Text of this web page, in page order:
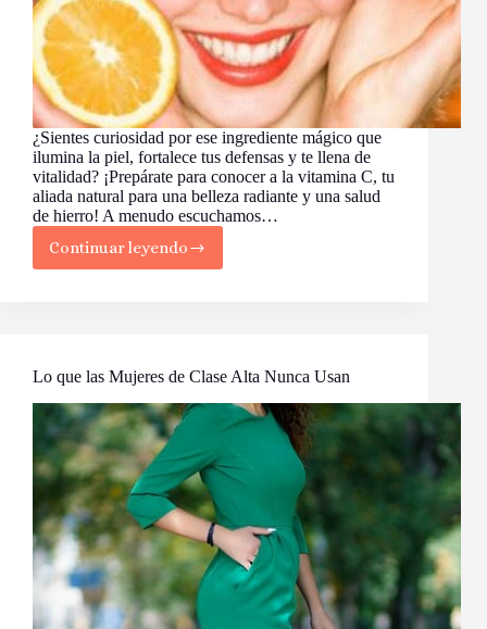
¿Sientes curiosidad por ese ingrediente mágico que
ilumina la piel, fortalece tus defensas y te llena de
vitalidad? ¡Prepárate para conocer a la vitamina C, tu
aliada natural para una belleza radiante y una salud
de hierro! A menudo escuchamos…
Continuar leyendo
¡Despierta
tu
el
de
la
Vitamina
C!
Lo que las Mujeres de Clase Alta Nunca Usan